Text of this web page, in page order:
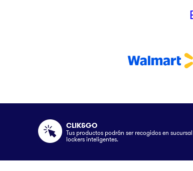
CLIK&GO
Tus productos podrán ser recogidos en
lockers inteligentes.